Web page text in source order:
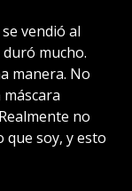
vendió al
mucho.
manera. No
no
que soy, y esto